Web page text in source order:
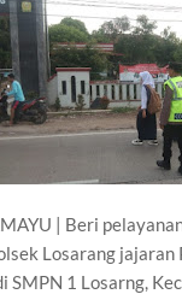
| Beri
Losarang
SMPN 1 Losarng,